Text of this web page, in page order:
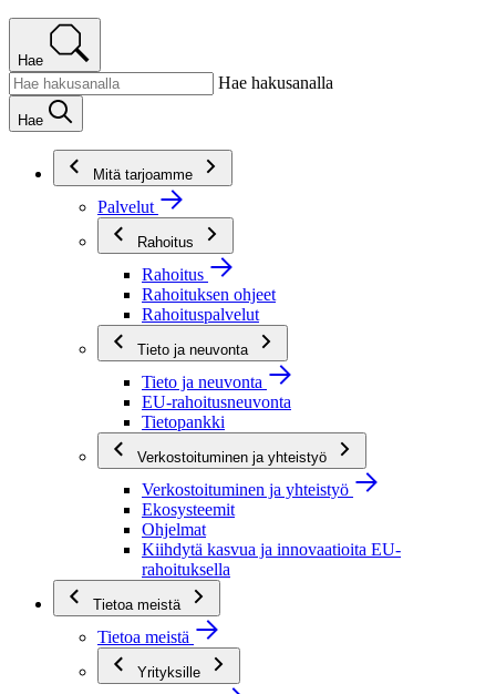
Hae
Hae hakusanalla
Hae
Mitä tarjoamme
Palvelut
Rahoitus
Rahoitus
Rahoituksen ohjeet
Rahoituspalvelut
Tieto ja neuvonta
Tieto ja neuvonta
EU-rahoitusneuvonta
Tietopankki
Verkostoituminen ja yhteistyö
Verkostoituminen ja yhteistyö
Ekosysteemit
Ohjelmat
Kiihdytä kasvua ja innovaatioita EU-
rahoituksella
Tietoa meistä
Tietoa meistä
Yrityksille